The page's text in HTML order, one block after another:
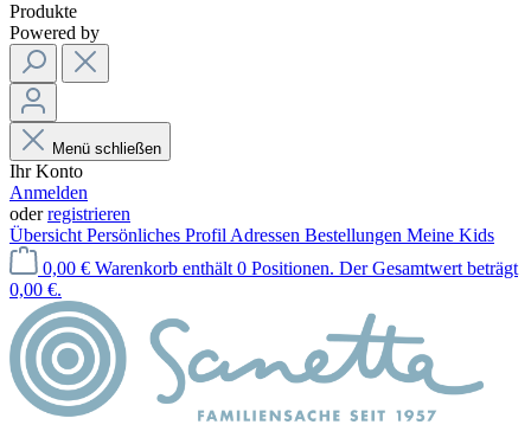
Produkte
Powered by
Menü schließen
Ihr Konto
Anmelden
oderregistrieren
Übersicht Persönliches Profil Adressen Bestellungen Meine Kids
0,00 € Warenkorb enthält 0 Positionen. Der Gesamtwert beträgt
0,00 €.